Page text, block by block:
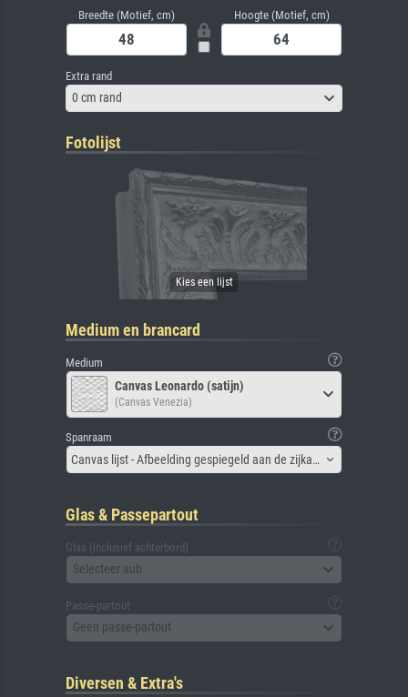
Breedte (Motief, cm) Hoogte (Motief, cm)
Extra rand
0 cm rand
Fotolijst
Medium en brancard
Medium
Canvas Leonardo (satijn)
(Canvas Venezia)
Spanraam
Canvas lijst - Afbeelding gespiegeld aan de zijkant
Glas & Passepartout
Glas (inclusief achterbord)
Selecteer aub
Passe-partout
Geen passe-partout
Diversen & Extra's